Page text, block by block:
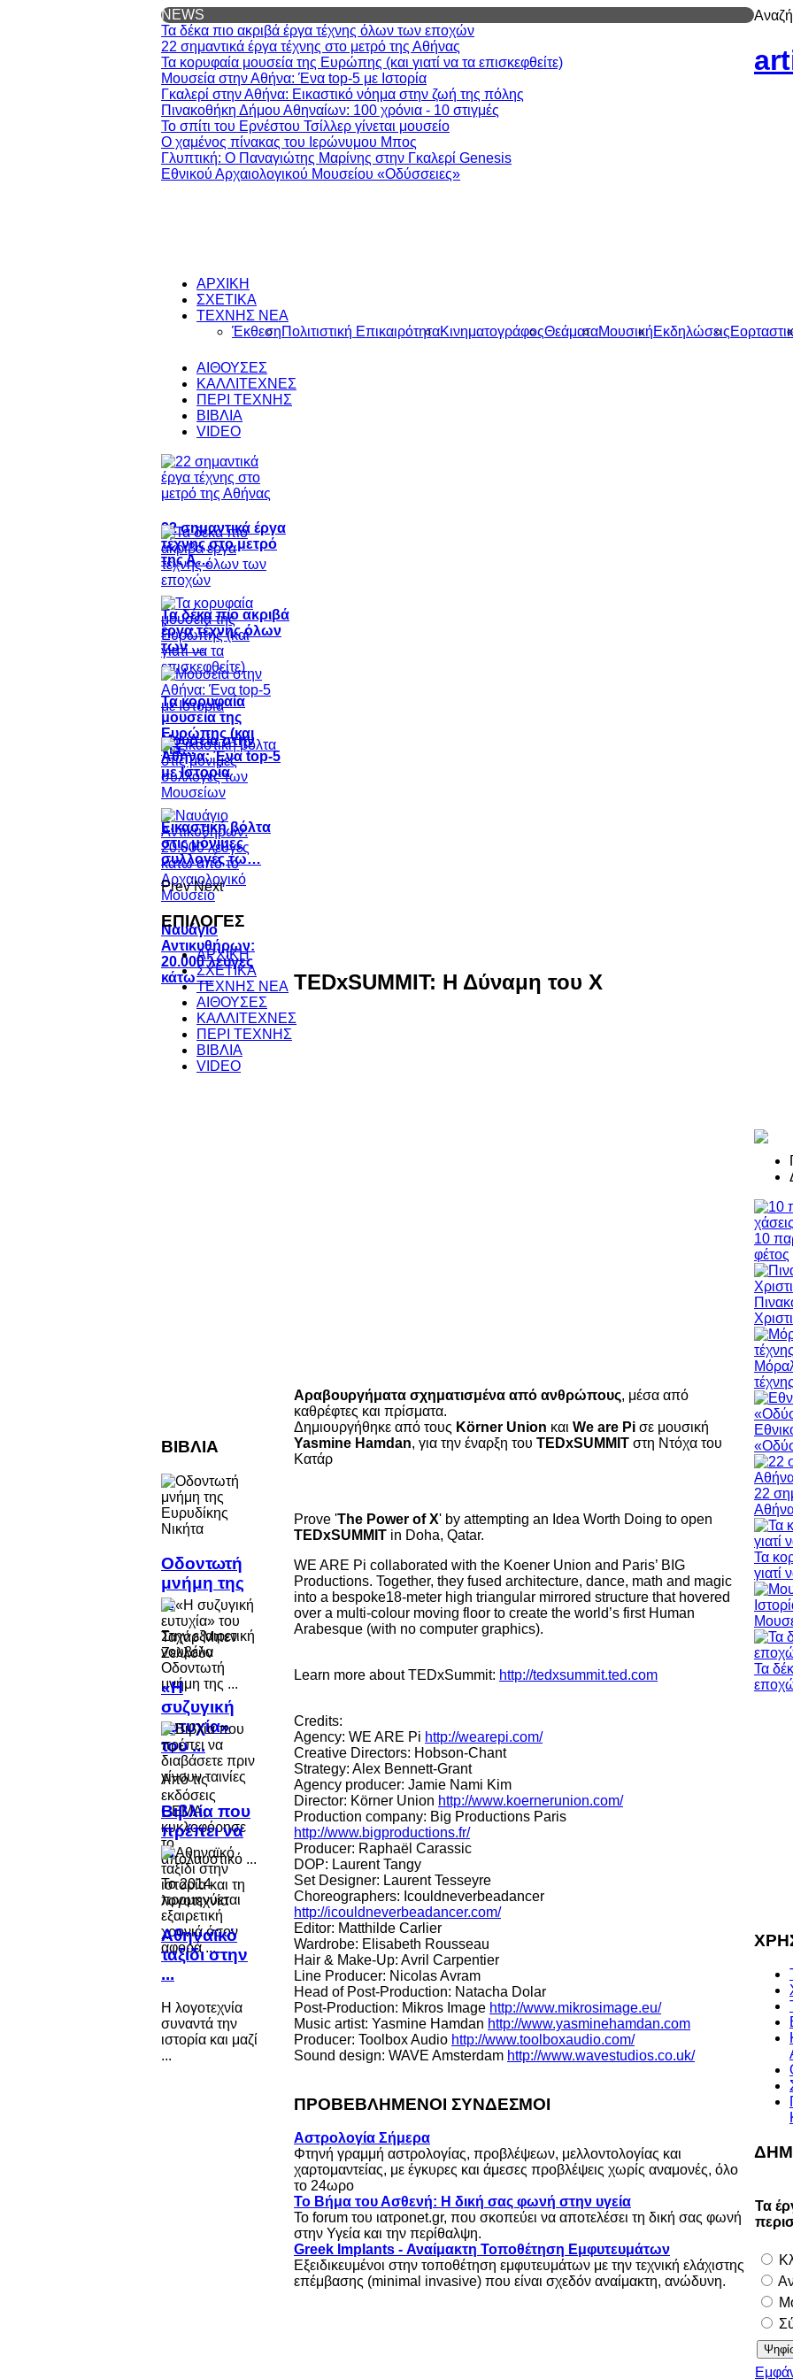
NEWS
Τα δέκα πιο ακριβά έργα τέχνης όλων των εποχών
22 σημαντικά έργα τέχνης στο μετρό της Αθήνας
Τα κορυφαία μουσεία της Ευρώπης (και γιατί να τα επισκεφθείτε)
Μουσεία στην Αθήνα: Ένα top-5 με Ιστορία
Γκαλερί στην Αθήνα: Εικαστικό νόημα στην ζωή της πόλης
Πινακοθήκη Δήμου Αθηναίων: 100 χρόνια - 10 στιγμές
Το σπίτι του Ερνέστου Τσίλλερ γίνεται μουσείο
Ο χαμένος πίνακας του Ιερώνυμου Μπος
Γλυπτική: Ο Παναγιώτης Μαρίνης στην Γκαλερί Genesis
Εθνικού Αρχαιολογικού Μουσείου «Οδύσσειες»
ΑΡΧΙΚΗ
ΣΧΕΤΙΚΑ
ΤΕΧΝΗΣ ΝΕΑ
ΈκθεσηΠολιτιστική ΕπικαιρότηταΚινηματογράφοςΘεάματαΜουσικήΕκδηλώσεις
ΑΙΘΟΥΣΕΣ
ΚΑΛΛΙΤΕΧΝΕΣ
ΠΕΡΙ ΤΕΧΝΗΣ
ΒΙΒΛΙΑ
VIDEO
22 σημαντικά έργα
τέχνης στο μετρό
της Α…
Τα δέκα πιο ακριβά
έργα τέχνης όλων
των …
Τα κορυφαία
μουσεία της
Ευρώπης (και
για…
Μουσεία στην
Αθήνα: Ένα top-5
με Ιστορία
Εικαστική βόλτα
στις μόνιμες
συλλογές τω…
Ναυάγιο
Αντικυθήρων:
20.000 λεύγες
κάτω …
Prev Next
ΕΠΙΛΟΓΕΣ
ΑΡΧΙΚΗ
ΣΧΕΤΙΚΑ
ΤΕΧΝΗΣ ΝΕΑ
ΑΙΘΟΥΣΕΣ
ΚΑΛΛΙΤΕΧΝΕΣ
ΠΕΡΙ ΤΕΧΝΗΣ
ΒΙΒΛΙΑ
VIDEO
ΒΙΒΛΙΑ
Οδοντωτή
μνήμη της
...
Στην εξαιρετική
νουβέλα
Οδοντωτή
μνήμη της ...
«Η
συζυγική
ευτυχία»
του ...
Από τις
εκδόσεις
GEMA,
κυκλοφόρησε
το
απολαυστικό ...
Βιβλία που
πρέπει να
...
Το 2014
προμηνύεται
εξαιρετική
χρονιά όσον
αφορά ...
Αθηναϊκό
ταξίδι στην
...
Η λογοτεχνία
συναντά την
ιστορία και μαζί
...
TEDxSUMMIT: Η Δύναμη του Χ
Αραβουργήματα σχηματισμένα από ανθρώπους, μέσα από
καθρέφτες και πρίσματα.
Δημιουργήθηκε από τους Körner Union και We are Pi σε μουσική
Yasmine Hamdan, για την έναρξη του TEDxSUMMIT στη Ντόχα του
Κατάρ
Prove 'The Power of X' by attempting an Idea Worth Doing to open
TEDxSUMMIT in Doha, Qatar.
WE ARE Pi collaborated with the Koener Union and Paris’ BIG
Productions. Together, they fused architecture, dance, math and magic
into a bespoke18-meter high triangular mirrored structure that hovered
over a multi-colour moving floor to create the world’s first Human
Arabesque (with no computer graphics).
Learn more about TEDxSummit: http://tedxsummit.ted.com
Credits:
Agency: WE ARE Pi http://wearepi.com/
Creative Directors: Hobson-Chant
Strategy: Alex Bennett-Grant
Agency producer: Jamie Nami Kim
Director: Körner Union http://www.koernerunion.com/
Production company: Big Productions Paris
http://www.bigproductions.fr/
Producer: Raphaël Carassic
DOP: Laurent Tangy
Set Designer: Laurent Tesseyre
Choreographers: Icouldneverbeadancer
http://icouldneverbeadancer.com/
Editor: Matthilde Carlier
Wardrobe: Elisabeth Rousseau
Hair & Make-Up: Avril Carpentier
Line Producer: Nicolas Avram
Head of Post-Production: Natacha Dolar
Post-Production: Mikros Image http://www.mikrosimage.eu/
Music artist: Yasmine Hamdan http://www.yasminehamdan.com
Producer: Toolbox Audio http://www.toolboxaudio.com/
Sound design: WAVE Amsterdam http://www.wavestudios.co.uk/
ΠΡΟΒΕΒΛΗΜΕΝΟΙ ΣΥΝΔΕΣΜΟΙ
Αστρολογία Σήμερα
Φτηνή γραμμή αστρολογίας, προβλέψεων, μελλοντολογίας και
χαρτομαντείας, με έγκυρες και άμεσες προβλέψεις χωρίς αναμονές, όλο
το 24ωρο
Το Βήμα του Ασθενή: Η δική σας φωνή στην υγεία
Το forum του ιατροnet.gr, που σκοπεύει να αποτελέσει τη δική σας φωνή
στην Υγεία και την περίθαλψη.
Greek Implants - Αναίμακτη Τοποθέτηση Εμφυτευμάτων
Εξειδικευμένοι στην τοποθέτηση εμφυτευμάτων με την τεχνική ελάχιστης
επέμβασης (minimal invasive) που είναι σχεδόν αναίμακτη, ανώδυνη.
10
φέτος
τέχνης
22
Τα
γιατί
Τα
Τα